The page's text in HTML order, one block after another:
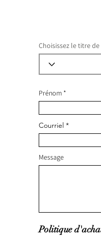
Choisissez le titre
Prénom
Courriel
Message
Politique